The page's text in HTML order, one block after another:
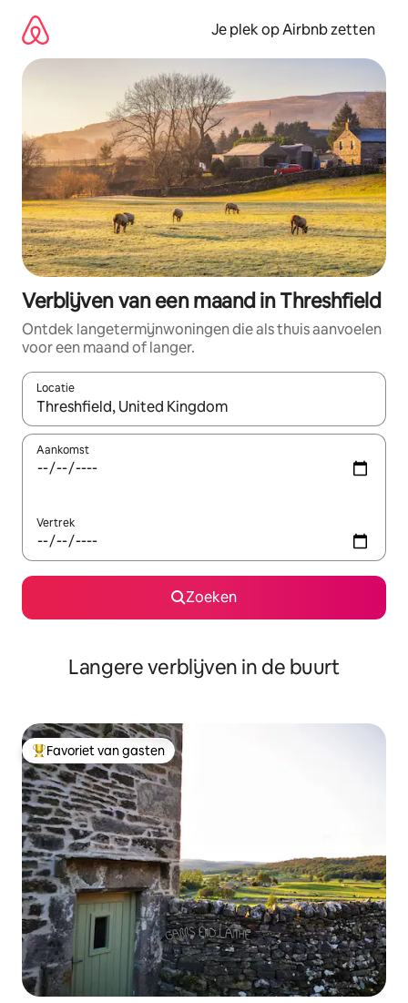
direct
naar
inhoud
Je plek op Airbnb zetten
Verblijven van een maand in Threshfield
Ontdek langetermijnwoningen die als thuis aanvoelen
voor een maand of langer.
Locatie
Wanneer er resultaten beschikbaar zijn, maak je een keuze
Aankomst
Vertrek
Zoeken
Langere verblijven in de buurt
Topfavoriet van gasten
Favoriet van gasten